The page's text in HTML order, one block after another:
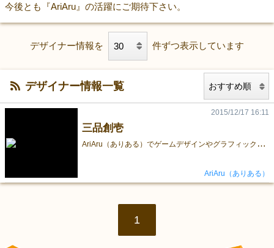
今後とも『AriAru』の活躍にご期待下さい。
デザイナー情報を 件ずつ表示しています
デザイナー情報一覧
三品創壱
A
riAru（ありある）でゲームデザインやグラフィック、雑用を担当。 ＰＣゲームで制作活動してましたが、アナログゲームの魅力に惹かれて参加。 ボドゲは買っても１人でテストプレイして、死蔵する日々から脱却したいこの頃。
2015/12/17 16:11
AriAru（ありある）
1